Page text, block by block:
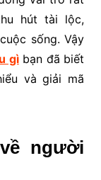
hút tài lộc,
sống. Vậy
gìbạn đã biết
và giải mã
người